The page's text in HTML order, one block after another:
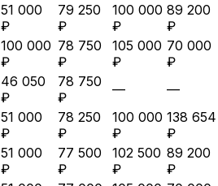
51 000
₽
79 250
₽
100 000
₽
89 200
₽
100 000
₽
78 750
₽
105 000
₽
70 000
₽
46 050
₽
78 750
₽
—
—
51 000
₽
78 250
₽
100 000
₽
138 654
₽
51 000
₽
77 500
₽
102 500
₽
89 200
₽